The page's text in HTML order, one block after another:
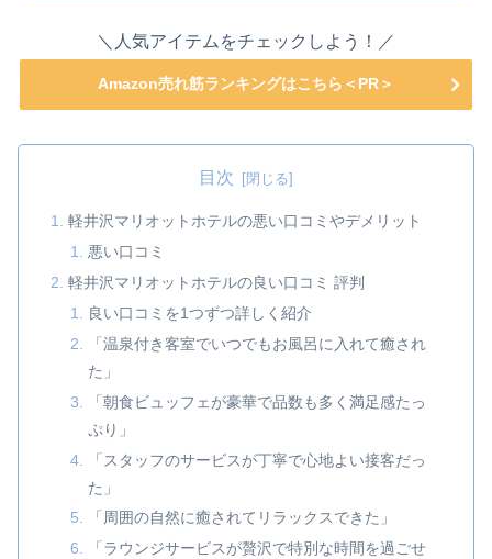
＼人気アイテムをチェックしよう！／
Amazon売れ筋ランキングはこちら＜PR＞
目次
軽井沢マリオットホテルの悪い口コミやデメリット
悪い口コミ
軽井沢マリオットホテルの良い口コミ 評判
良い口コミを1つずつ詳しく紹介
「温泉付き客室でいつでもお風呂に入れて癒され
た」
「朝食ビュッフェが豪華で品数も多く満足感たっ
ぷり」
「スタッフのサービスが丁寧で心地よい接客だっ
た」
「周囲の自然に癒されてリラックスできた」
「ラウンジサービスが贅沢で特別な時間を過ごせ